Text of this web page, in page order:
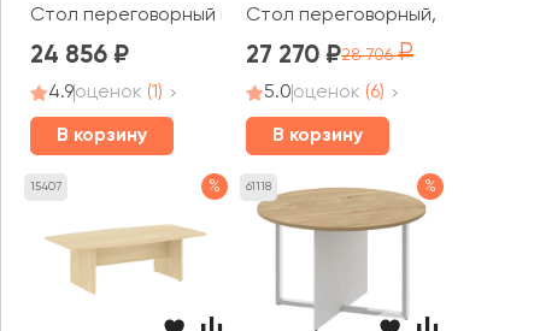
Стол переговорный круглый PR.C.SPRG-002.D
24 856
4.9оценок (1)
В корзину
Стол переговорный,
27 270 28 706
5.0оценок (6)
В корзину
15407 % 61118 %